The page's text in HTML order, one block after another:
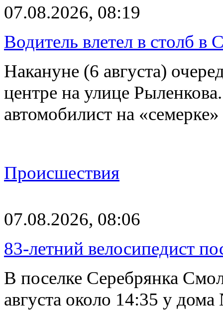
07.08.2026, 08:19
Водитель влетел в столб в
Накануне (6 августа)
центре на улице
автомобилист на
Происшествия
07.08.2026, 08:06
83-летний велосипедист
В поселке Серебрянка
августа около 14:35 у